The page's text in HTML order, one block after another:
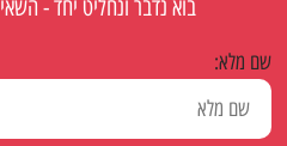
בוא נדבר ונחליט יחד -
שם מלא: